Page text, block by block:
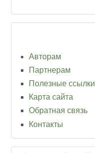
Авторам
Партнерам
Полезные ссылки
Карта сайта
Обратная связь
Контакты